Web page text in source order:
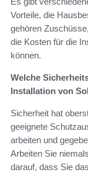
Vorteile, die
gehören
die Kosten für die
können.
Welche
Installation von
Sicherheit hat
geeignete
arbeiten und
Arbeiten Sie
darauf, dass Sie